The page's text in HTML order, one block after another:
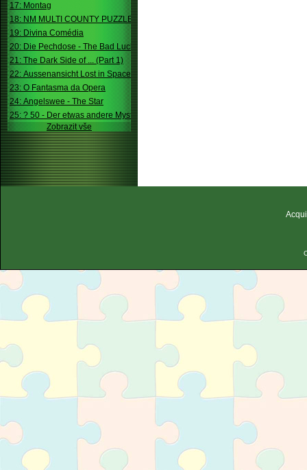
17: Montag
18: NM MULTI COUNTY PUZZLE
19: Divina Comédia
20: Die Pechdose - The Bad Luck Box
21: The Dark Side of ... (Part 1)
22: Aussenansicht Lost in Space
23: O Fantasma da Opera
24: Angelswee - The Star
25: ? 50 - Der etwas andere Mystery
Zobrazit vše